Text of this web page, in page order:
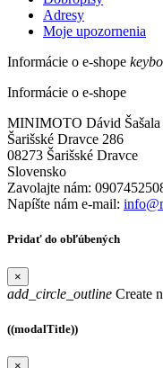
Adresy
Moje upozornenia
Informácie o e-shope
Informácie o e-shope
MINIMOTO Dávid Šašala
Šarišské Dravce 286
08273 Šarišské Dravce
Slovensko
Zavolajte nám:
Napíšte nám e-mail:
Pridať do obľúbených
×
add_circle_outline Create
((modalTitle))